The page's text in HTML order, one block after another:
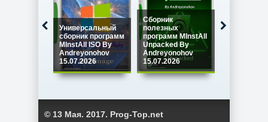
Универсальный
сборник программ
MInstAll ISO By
Andreyonohov
15.07.2026
Сборник
полезных
программ MInstAll
Unpacked By
Andreyonohov
15.07.2026
© 13 Мая. 2017. Prog-Top.net